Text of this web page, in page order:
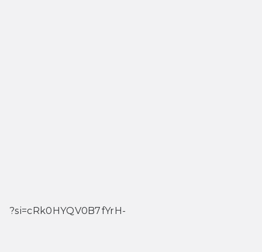
?si=cRk0HYQV0B7fYrH-